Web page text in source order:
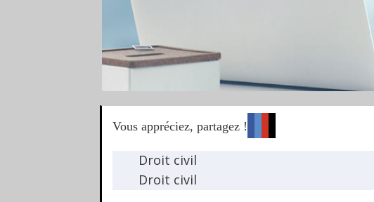
Vous appréciez, partagez !
Droit civil
Droit civil